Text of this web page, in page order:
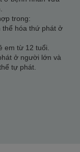
trong:
thể hóa thứ phát ở
em từ 12 tuổi.
ở người lớn và
tự phát.